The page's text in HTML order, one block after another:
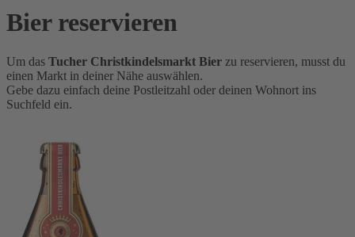
Bier reservieren
Um das Tucher Christkindelsmarkt Bier zu reservieren, musst du
einen Markt in deiner Nähe auswählen.
Gebe dazu einfach deine Postleitzahl oder deinen Wohnort ins
Suchfeld ein.